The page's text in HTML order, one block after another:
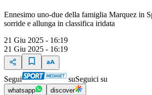
Ennesimo uno-due della famiglia Marquez in
sorride e allunga in classifica iridata
21 Giu 2025 - 16:19
21 Giu 2025 - 16:19
Segui suSeguici su
whatsapp discover